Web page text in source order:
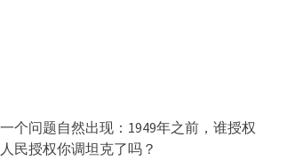
个问题自然出现：1949年之前，谁授权
民授权你调坦克了吗？